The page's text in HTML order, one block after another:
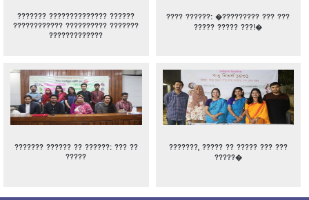
??????? ?????????????? ??????
???????????? ?????????? ???????
?????????????
???? ??????: �????????? ??? ???
????? ????? ???!�
??????? ?????? ?? ??????: ??? ??
?????
???????, ????? ?? ????? ??? ???
?????�